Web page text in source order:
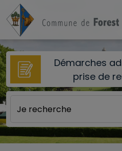
Aller au contenu principal
Démarches
prise de